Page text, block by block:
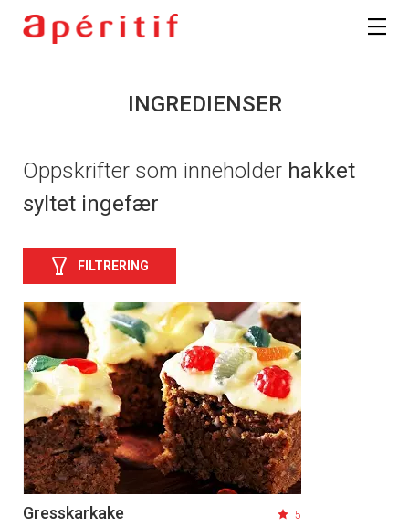
INGREDIENSER
Oppskrifter som inneholder hakket
syltet ingefær
FILTRERING
Gresskarkake 5